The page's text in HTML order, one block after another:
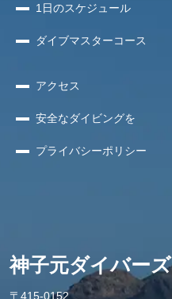
1日のスケジュール
ダイブマスターコース
アクセス
安全なダイビングを
プライバシーポリシー
神子元ダイバーズ
〒415-0152